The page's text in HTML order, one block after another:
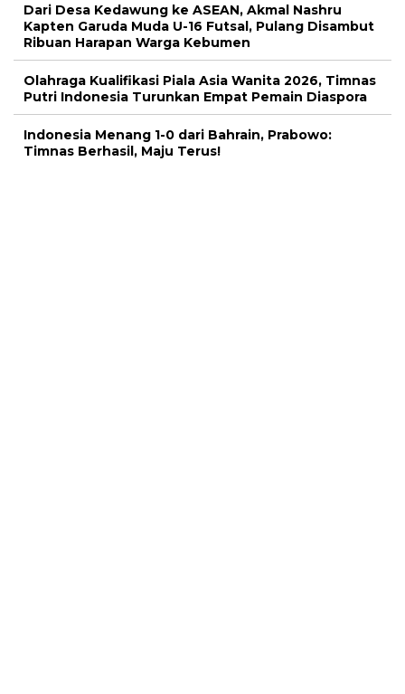
Dari Desa Kedawung ke ASEAN, Akmal Nashru
Kapten Garuda Muda U-16 Futsal, Pulang Disambut
Ribuan Harapan Warga Kebumen
Olahraga Kualifikasi Piala Asia Wanita 2026, Timnas
Putri Indonesia Turunkan Empat Pemain Diaspora
Indonesia Menang 1-0 dari Bahrain, Prabowo:
Timnas Berhasil, Maju Terus!